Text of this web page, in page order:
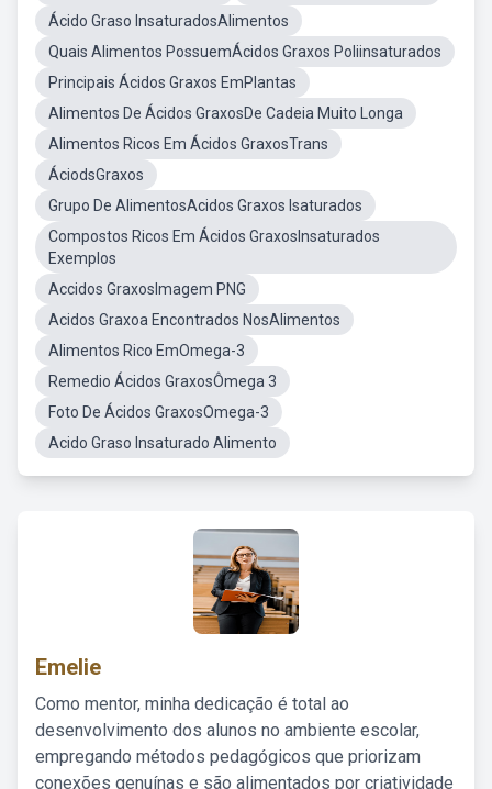
Ácido Graso InsaturadosAlimentos
Quais Alimentos PossuemÁcidos Graxos Poliinsaturados
Principais Ácidos Graxos EmPlantas
Alimentos De Ácidos GraxosDe Cadeia Muito Longa
Alimentos Ricos Em Ácidos GraxosTrans
ÁciodsGraxos
Grupo De AlimentosAcidos Graxos Isaturados
Compostos Ricos Em Ácidos GraxosInsaturados
Exemplos
Accidos GraxosImagem PNG
Acidos Graxoa Encontrados NosAlimentos
Alimentos Rico EmOmega-3
Remedio Ácidos GraxosÔmega 3
Foto De Ácidos GraxosOmega-3
Acido Graso Insaturado Alimento
Emelie
Como mentor, minha dedicação é total ao
desenvolvimento dos alunos no ambiente escolar,
empregando métodos pedagógicos que priorizam
conexões genuínas e são alimentados por criatividade